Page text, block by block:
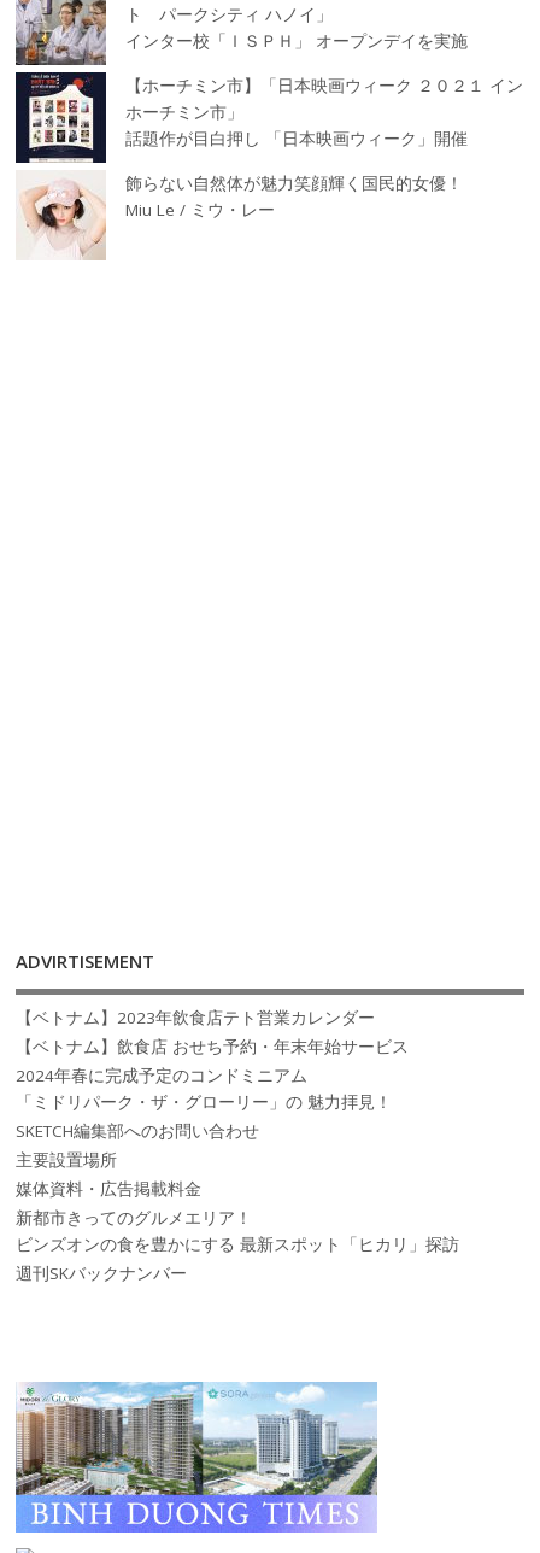
ト パークシティ ハノイ」
インター校「ＩＳＰＨ」 オープンデイを実施
【ホーチミン市】「日本映画ウィーク ２０２１ イン
ホーチミン市」
話題作が目白押し 「日本映画ウィーク」開催
飾らない自然体が魅力笑顔輝く国民的女優！
Miu Le / ミウ・レー
ADVIRTISEMENT
【ベトナム】2023年飲食店テト営業カレンダー
【ベトナム】飲食店 おせち予約・年末年始サービス
2024年春に完成予定のコンドミニアム
「ミドリパーク・ザ・グローリー」の 魅力拝見！
SKETCH編集部へのお問い合わせ
主要設置場所
媒体資料・広告掲載料金
新都市きってのグルメエリア！
ビンズオンの食を豊かにする 最新スポット「ヒカリ」探訪
週刊SKバックナンバー